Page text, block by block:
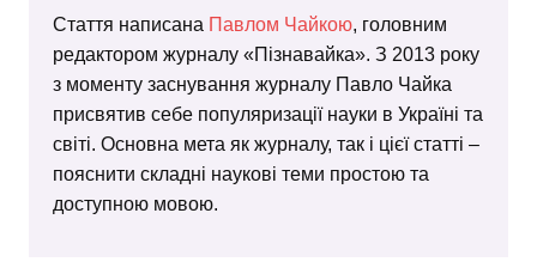
Стаття написана Павлом Чайкою, головним
редактором журналу «Пізнавайка». З 2013 року
з моменту заснування журналу Павло Чайка
присвятив себе популяризації науки в Україні та
світі. Основна мета як журналу, так і цієї статті –
пояснити складні наукові теми простою та
доступною мовою.